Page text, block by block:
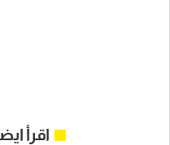
اقرأ